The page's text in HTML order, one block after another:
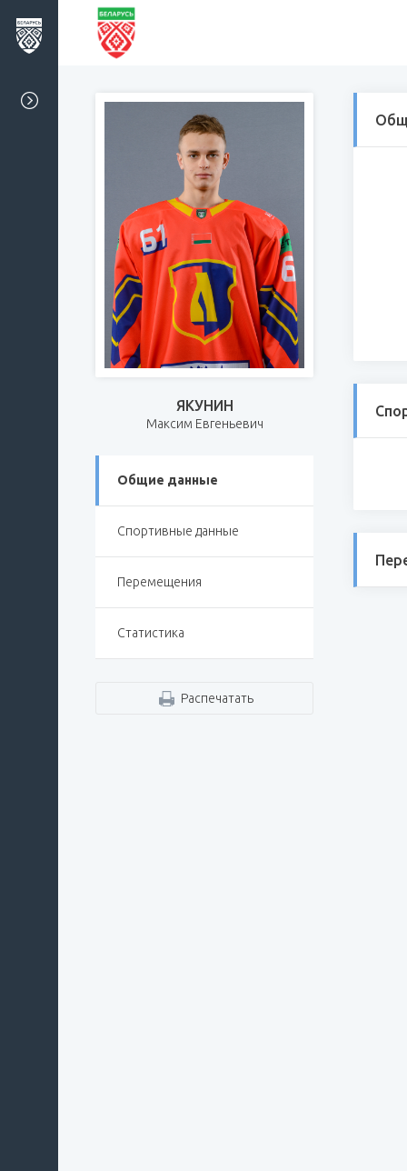
ЯКУНИН
Максим Евгеньевич
Общие данные
Спортивные данные
Перемещения
Статистика
Распечатать